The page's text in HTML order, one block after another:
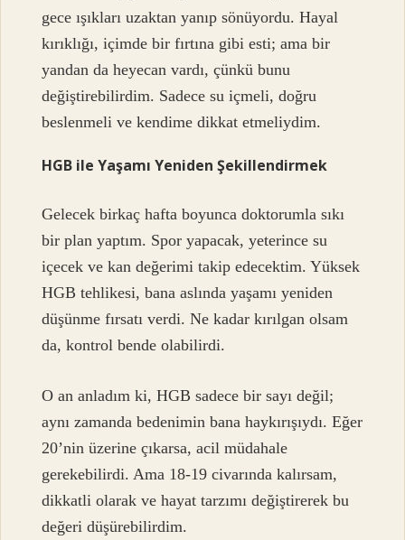
gece ışıkları uzaktan yanıp sönüyordu. Hayal
kırıklığı, içimde bir fırtına gibi esti; ama bir
yandan da heyecan vardı, çünkü bunu
değiştirebilirdim. Sadece su içmeli, doğru
beslenmeli ve kendime dikkat etmeliydim.
HGB ile Yaşamı Yeniden Şekillendirmek
Gelecek birkaç hafta boyunca doktorumla sıkı
bir plan yaptım. Spor yapacak, yeterince su
içecek ve kan değerimi takip edecektim. Yüksek
HGB tehlikesi, bana aslında yaşamı yeniden
düşünme fırsatı verdi. Ne kadar kırılgan olsam
da, kontrol bende olabilirdi.
O an anladım ki, HGB sadece bir sayı değil;
aynı zamanda bedenimin bana haykırışıydı. Eğer
20’nin üzerine çıkarsa, acil müdahale
gerekebilirdi. Ama 18-19 civarında kalırsam,
dikkatli olarak ve hayat tarzımı değiştirerek bu
değeri düşürebilirdim.